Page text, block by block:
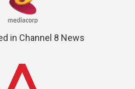
in Channel 8 News